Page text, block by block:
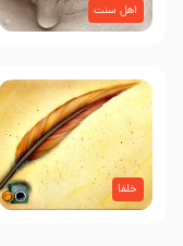
اهل سنت
خلفا